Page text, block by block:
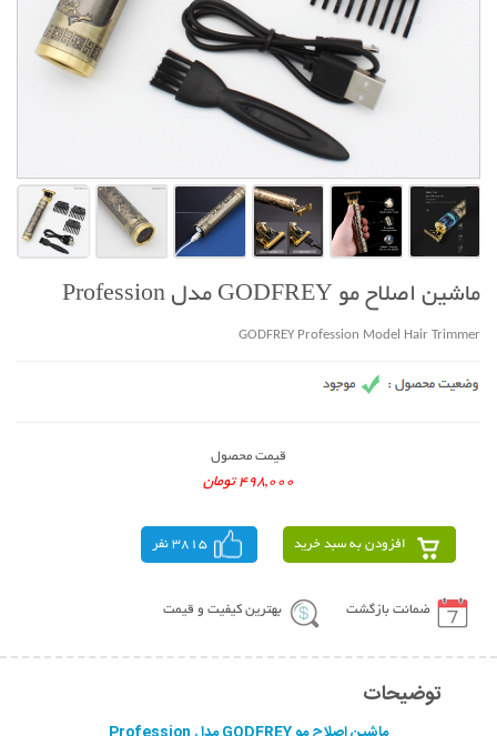
ماشین اصلاح مو GODFREY مدل Profession
GODFREY Profession Model Hair Trimmer
قیمت محصول
498,000 تومان
افزودن به سبد خرید 3815 نفر
ضمانت بازگشت بهترین کیفیت و قیمت
توضیحات